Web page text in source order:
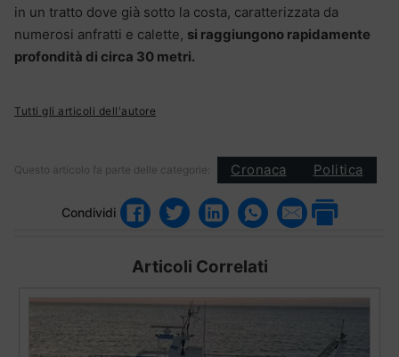
in un tratto dove già sotto la costa, caratterizzata da
numerosi anfratti e calette, si raggiungono rapidamente
profondità di circa 30 metri.
Tutti gli articoli dell'autore
Questo articolo fa parte delle categorie: Cronaca Politica
Condividi
Articoli Correlati